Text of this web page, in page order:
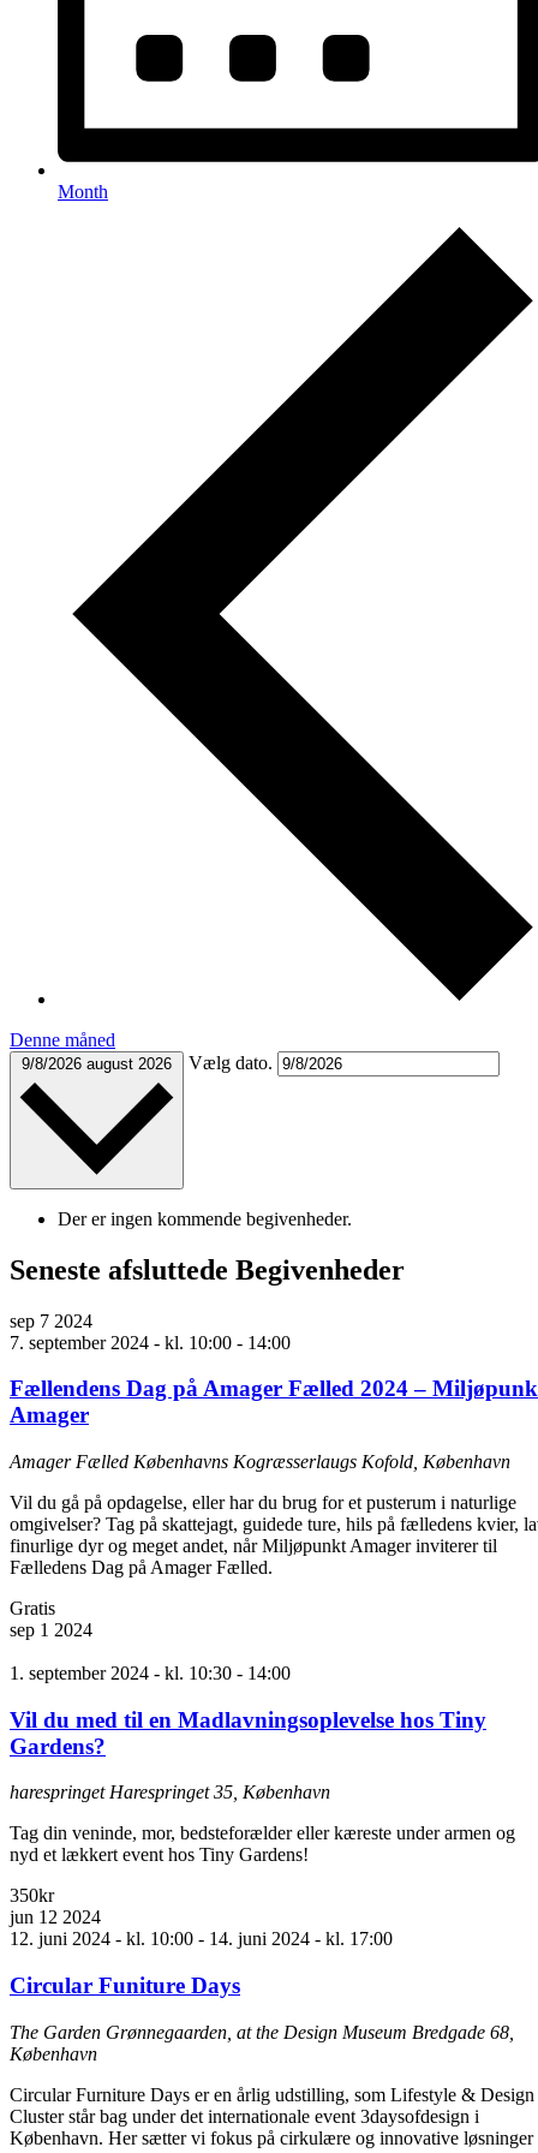
Month
Denne måned
9/8/2026 august 2026 Vælg dato.
Der er ingen kommende begivenheder.
Seneste afsluttede Begivenheder
sep 7 2024
7. september 2024 - kl. 10:00 - 14:00
Fællendens Dag på Amager Fælled 2024 –
Amager
Amager Fælled Københavns Kogræsserlaugs Kofold, København
Vil du gå på opdagelse, eller har du brug for et pusterum i naturlige
omgivelser? Tag på skattejagt, guidede ture, hils på fælledens kvier,
finurlige dyr og meget andet, når Miljøpunkt Amager inviterer til
Fælledens Dag på Amager Fælled.
Gratis
sep 1 2024
1. september 2024 - kl. 10:30 - 14:00
Vil du med til en Madlavningsoplevelse hos Tiny
Gardens?
harespringet Harespringet 35, København
Tag din veninde, mor, bedsteforælder eller kæreste under armen og
nyd et lækkert event hos Tiny Gardens!
350kr
jun 12 2024
12. juni 2024 - kl. 10:00 - 14. juni 2024 - kl. 17:00
Circular Funiture Days
The Garden Grønnegaarden, at the Design Museum Bredgade 68,
København
Circular Furniture Days er en årlig udstilling, som Lifestyle & Design
Cluster står bag under det internationale event 3daysofdesign i
København. Her sætter vi fokus på cirkulære og innovative løsninger